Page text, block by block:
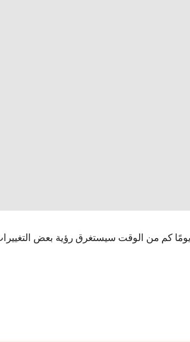
كم من الوقت سيستغرق رؤية بعض